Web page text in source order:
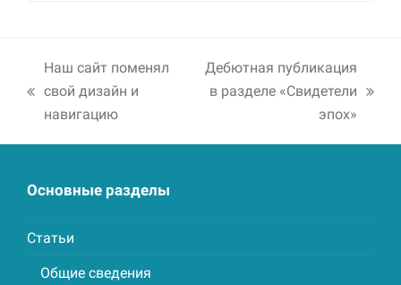
previous
Наш сайт поменял
свой дизайн и
навигацию
next
Дебютная публикация
в разделе «Свидетели
эпох»
Основные разделы
Статьи
Общие сведения